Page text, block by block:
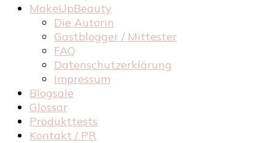
MakeUpBeauty
Die Autorin
Gastblogger / Mittester
FAQ
Datenschutzerklärung
Impressum
Blogsale
Glossar
Produkttests
Kontakt / PR